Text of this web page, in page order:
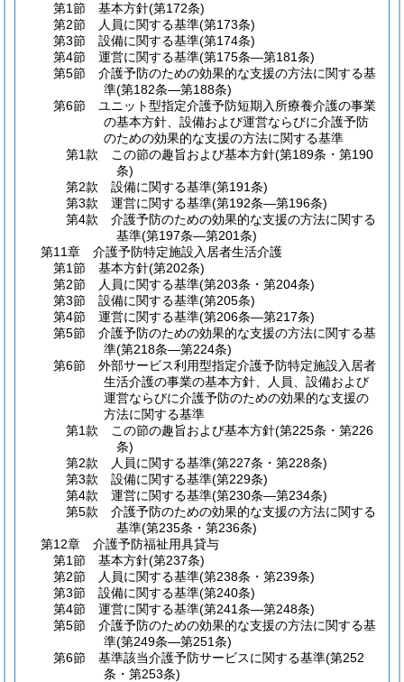
第1節
基本方針(第172条)
第2節
人員に関する基準(第173条)
第3節
設備に関する基準(第174条)
第4節
運営に関する基準(第175条―第181条)
第5節
介護予防のための効果的な支援の方法に関する基
準(第182条―第188条)
第6節
ユニット型指定介護予防短期入所療養介護の事業
の基本方針、設備および運営ならびに介護予防
のための効果的な支援の方法に関する基準
第1款
この節の趣旨および基本方針(第189条・第190
条)
第2款
設備に関する基準(第191条)
第3款
運営に関する基準(第192条―第196条)
第4款
介護予防のための効果的な支援の方法に関する
基準(第197条―第201条)
第11章
介護予防特定施設入居者生活介護
第1節
基本方針(第202条)
第2節
人員に関する基準(第203条・第204条)
第3節
設備に関する基準(第205条)
第4節
運営に関する基準(第206条―第217条)
第5節
介護予防のための効果的な支援の方法に関する基
準(第218条―第224条)
第6節
外部サービス利用型指定介護予防特定施設入居者
生活介護の事業の基本方針、人員、設備および
運営ならびに介護予防のための効果的な支援の
方法に関する基準
第1款
この節の趣旨および基本方針(第225条・第226
条)
第2款
人員に関する基準(第227条・第228条)
第3款
設備に関する基準(第229条)
第4款
運営に関する基準(第230条―第234条)
第5款
介護予防のための効果的な支援の方法に関する
基準(第235条・第236条)
第12章
介護予防福祉用具貸与
第1節
基本方針(第237条)
第2節
人員に関する基準(第238条・第239条)
第3節
設備に関する基準(第240条)
第4節
運営に関する基準(第241条―第248条)
第5節
介護予防のための効果的な支援の方法に関する基
準(第249条―第251条)
第6節
基準該当介護予防サービスに関する基準(第252
条・第253条)